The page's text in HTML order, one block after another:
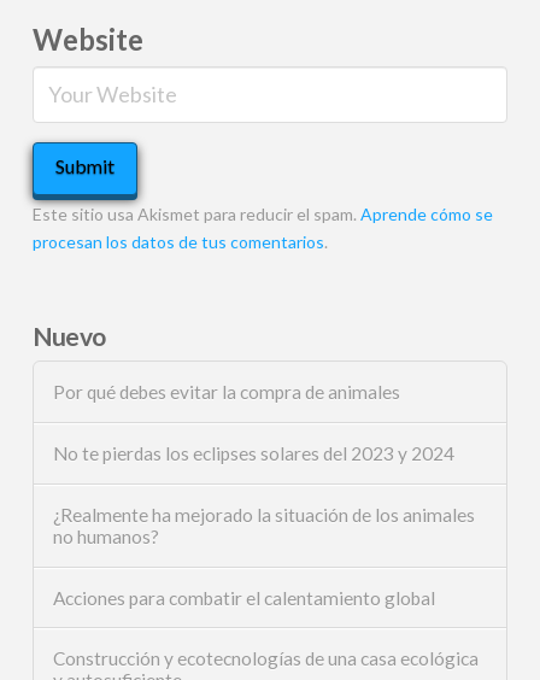
Website
Este sitio usa Akismet para reducir el spam. Aprende cómo se
procesan los datos de tus comentarios.
Nuevo
Por qué debes evitar la compra de animales
No te pierdas los eclipses solares del 2023 y 2024
¿Realmente ha mejorado la situación de los animales
no humanos?
Acciones para combatir el calentamiento global
Construcción y ecotecnologías de una casa ecológica